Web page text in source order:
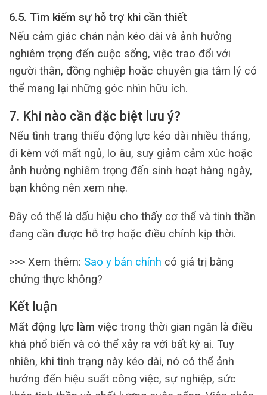
6.5. Tìm kiếm sự hỗ trợ khi cần thiết
Nếu cảm giác chán nản kéo dài và ảnh hưởng
nghiêm trọng đến cuộc sống, việc trao đổi với
người thân, đồng nghiệp hoặc chuyên gia tâm lý có
thể mang lại những góc nhìn hữu ích.
7. Khi nào cần đặc biệt lưu ý?
Nếu tình trạng thiếu động lực kéo dài nhiều tháng,
đi kèm với mất ngủ, lo âu, suy giảm cảm xúc hoặc
ảnh hưởng nghiêm trọng đến sinh hoạt hàng ngày,
bạn không nên xem nhẹ.
Đây có thể là dấu hiệu cho thấy cơ thể và tinh thần
đang cần được hỗ trợ hoặc điều chỉnh kịp thời.
>>> Xem thêm: Sao y bản chính có giá trị bằng
chứng thực không?
Kết luận
Mất động lực làm việc trong thời gian ngắn là điều
khá phổ biến và có thể xảy ra với bất kỳ ai. Tuy
nhiên, khi tình trạng này kéo dài, nó có thể ảnh
hưởng đến hiệu suất công việc, sự nghiệp, sức